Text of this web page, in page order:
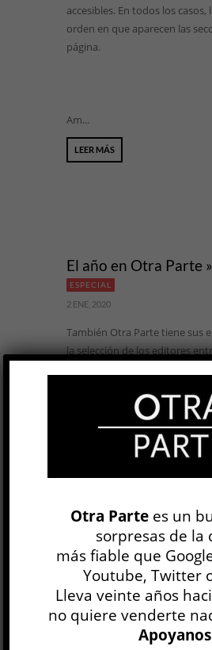
accesibles. En todos los casos,
orden en que aparecen las
página.
Am...
LEER MÁS
El año en Otra Parte »
ESPECIAL
2 ENE, 2020
También Otra Parte tiene sus
la selección de los editores
Speranza
Veladoras, de Gabriel Orozco /
Templos de barrio, de
Legón
Una historia de la imaginación
Otra Partees un
sorpresas de la
más fiable que
Youtube, Twitter
Lleva veinte años
no quiere venderte
Apoyanos